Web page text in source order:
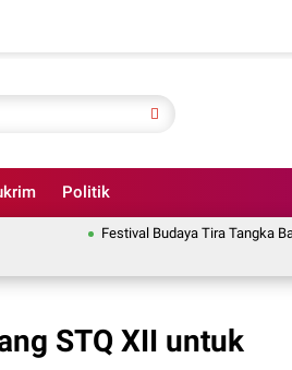
Politik
Festival Budaya Tira Tangka
STQ XII untuk